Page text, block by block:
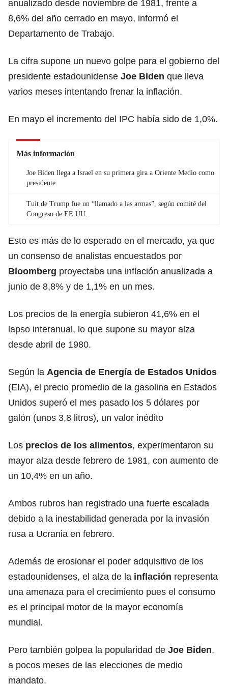
anualizado desde noviembre de 1981, frente a
8,6% del año cerrado en mayo, informó el
Departamento de Trabajo.
La cifra supone un nuevo golpe para el gobierno del
presidente estadounidense Joe Biden que lleva
varios meses intentando frenar la inflación.
En mayo el incremento del IPC había sido de 1,0%.
Más información
Joe Biden llega a Israel en su primera gira a Oriente Medio como
presidente
Tuit de Trump fue un “llamado a las armas”, según comité del
Congreso de EE.UU.
Esto es más de lo esperado en el mercado, ya que
un consenso de analistas encuestados por
Bloomberg proyectaba una inflación anualizada a
junio de 8,8% y de 1,1% en un mes.
Los precios de la energía subieron 41,6% en el
lapso interanual, lo que supone su mayor alza
desde abril de 1980.
Según la Agencia de Energía de Estados Unidos
(EIA), el precio promedio de la gasolina en Estados
Unidos superó el mes pasado los 5 dólares por
galón (unos 3,8 litros), un valor inédito
Los precios de los alimentos, experimentaron su
mayor alza desde febrero de 1981, con aumento de
un 10,4% en un año.
Ambos rubros han registrado una fuerte escalada
debido a la inestabilidad generada por la invasión
rusa a Ucrania en febrero.
Además de erosionar el poder adquisitivo de los
estadounidenses, el alza de la inflación representa
una amenaza para el crecimiento pues el consumo
es el principal motor de la mayor economía
mundial.
Pero también golpea la popularidad de Joe Biden,
a pocos meses de las elecciones de medio
mandato.